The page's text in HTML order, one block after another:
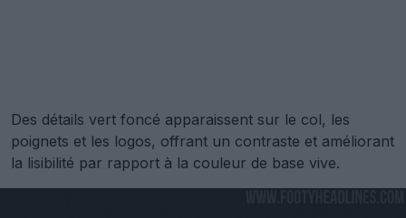
Des détails vert foncé apparaissent sur le col, les
poignets et les logos, offrant un contraste et améliorant
la lisibilité par rapport à la couleur de base vive.